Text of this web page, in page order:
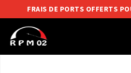
FRAIS DE PORTS OFFERTS